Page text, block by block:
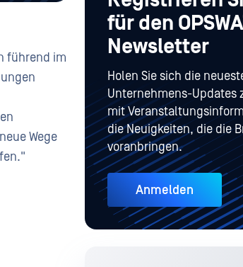
führend im
Wege
für den
Newsletter
Holen Sie sich die
Unternehmens-Updates
mit
die Neuigkeiten, die die
voranbringen.
Anmelden